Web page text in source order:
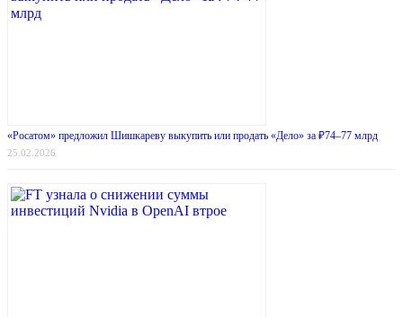
«Росатом» предложил Шишкареву выкупить или продать «Дело» за ₽74–77 млрд
25.02.2026